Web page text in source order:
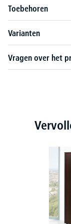
Toebehoren
Varianten
Vragen over het
Productgalerij overslaan